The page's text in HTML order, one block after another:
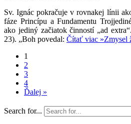
Sv. Ignác pokračuje v rovnakej línii
fáze Princípu a Fundamentu
ako jediný začiatok činností „ad
23). „Boh povedal: Čítať viac »Zmysel
1
2
3
4
Ďalej »
Search for...